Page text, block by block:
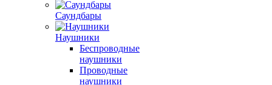
Саундбары
Наушники
Беспроводные
наушники
Проводные
наушники